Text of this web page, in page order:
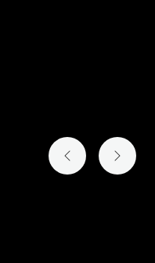
השקופית הקודמתהשקופית הבאה